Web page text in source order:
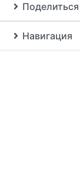
Поделиться
Навигация